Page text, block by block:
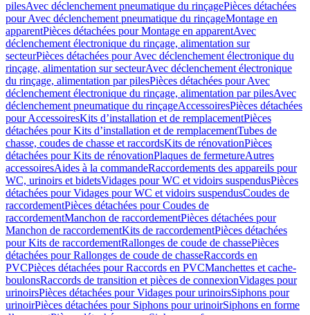
pilesAvec déclenchement pneumatique du rinçagePièces détachées
pour Avec déclenchement pneumatique du rinçageMontage en
apparentPièces détachées pour Montage en apparentAvec
déclenchement électronique du rinçage, alimentation sur
secteurPièces détachées pour Avec déclenchement électronique du
rinçage, alimentation sur secteurAvec déclenchement électronique
du rinçage, alimentation par pilesPièces détachées pour Avec
déclenchement électronique du rinçage, alimentation par pilesAvec
déclenchement pneumatique du rinçageAccessoiresPièces détachées
pour AccessoiresKits d’installation et de remplacementPièces
détachées pour Kits d’installation et de remplacementTubes de
chasse, coudes de chasse et raccordsKits de rénovationPièces
détachées pour Kits de rénovationPlaques de fermetureAutres
accessoiresAides à la commandeRaccordements des appareils pour
WC, urinoirs et bidetsVidages pour WC et vidoirs suspendusPièces
détachées pour Vidages pour WC et vidoirs suspendusCoudes de
raccordementPièces détachées pour Coudes de
raccordementManchon de raccordementPièces détachées pour
Manchon de raccordementKits de raccordementPièces détachées
pour Kits de raccordementRallonges de coude de chassePièces
détachées pour Rallonges de coude de chasseRaccords en
PVCPièces détachées pour Raccords en PVCManchettes et cache-
boulonsRaccords de transition et pièces de connexionVidages pour
urinoirsPièces détachées pour Vidages pour urinoirsSiphons pour
urinoirPièces détachées pour Siphons pour urinoirSiphons en forme